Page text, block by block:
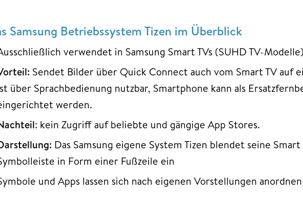
Samsung Betriebssystem Tizen im Überblick
verwendet in Samsung Smart TVs (SUHD TV-Modelle)
Sendet Bilder über Quick Connect auch vom Smart TV auf
über Sprachbedienung nutzbar, Smartphone kann als
werden.
: kein Zugriff auf beliebte und gängige App Stores.
Das Samsung eigene System Tizen blendet seine
in Form einer Fußzeile ein
und Apps lassen sich nach eigenen Vorstellungen anordnen